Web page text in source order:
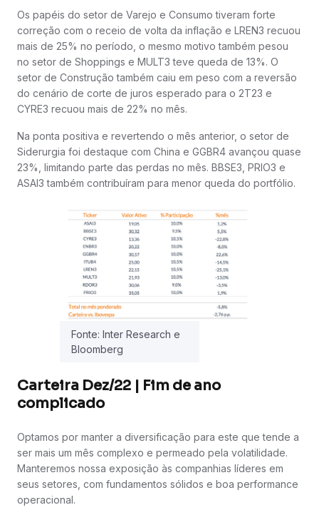
Os papéis do setor de Varejo e Consumo tiveram forte
correção com o receio de volta da inflação e LREN3 recuou
mais de 25% no período, o mesmo motivo também pesou
no setor de Shoppings e MULT3 teve queda de 13%. O
setor de Construção também caiu em peso com a reversão
do cenário de corte de juros esperado para o 2T23 e
CYRE3 recuou mais de 22% no mês.
Na ponta positiva e revertendo o mês anterior, o setor de
Siderurgia foi destaque com China e GGBR4 avançou quase
23%, limitando parte das perdas no mês. BBSE3, PRIO3 e
ASAI3 também contribuíram para menor queda do portfólio.
Fonte: Inter Research e
Bloomberg
Carteira Dez/22 | Fim de ano
complicado
Optamos por manter a diversificação para este que tende a
ser mais um mês complexo e permeado pela volatilidade.
Manteremos nossa exposição às companhias líderes em
seus setores, com fundamentos sólidos e boa performance
operacional.